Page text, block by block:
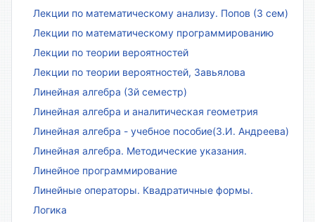
Лекции по математическому анализу. Попов (3 сем)
Лекции по математическому программированию
Лекции по теории вероятностей
Лекции по теории вероятностей, Завьялова
Линейная алгебра (3й семестр)
Линейная алгебра и аналитическая геометрия
Линейная алгебра - учебное пособие(З.И. Андреева)
Линейная алгебра. Методические указания.
Линейное программирование
Линейные операторы. Квадратичные формы.
Логика